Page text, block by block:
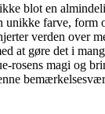
blot en
unikke farve, form
verden over
at gøre det i
rosens magi og